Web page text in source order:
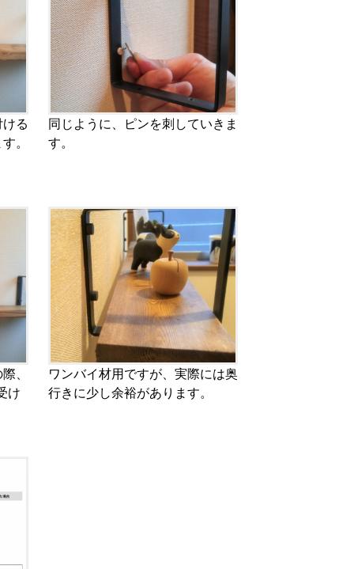
る
。
同じように、ピンを刺していきま
す。
、
け
ワンバイ材用ですが、実際には奥
行きに少し余裕があります。